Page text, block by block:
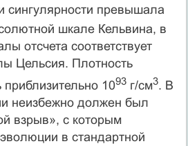
сингулярности превышала
шкале Кельвина, в
отсчета соответствует
Цельсия. Плотность
1093г/см3. В
неизбежно должен был
взрыв», с которым
в стандартной